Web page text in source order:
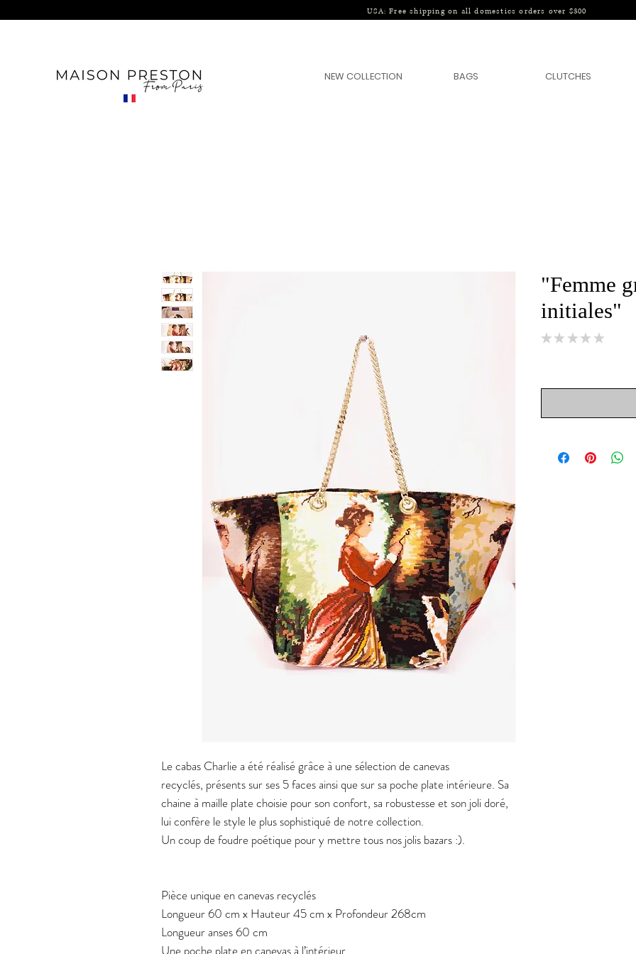
USA: Free shipping on all domestics orders over $300
NEW COLLECTION BAGS CLUTCHES
Le cabas Charlie a été réalisé grâce à une sélection de canevas
recyclés, présents sur ses 5 faces ainsi que sur sa poche plate intérieure. Sa
chaine à maille plate choisie pour son confort, sa robustesse et son joli doré,
lui confère le style le plus sophistiqué de notre collection.
Un coup de foudre poétique pour y mettre tous nos jolis bazars :).
Pièce unique en canevas recyclés
Longueur 60 cm x Hauteur 45 cm x Profondeur 268cm
Longueur anses 60 cm
Une poche plate en canevas à l’intérieur
"Femme
initiales"
★ ★ ★ ★ ★